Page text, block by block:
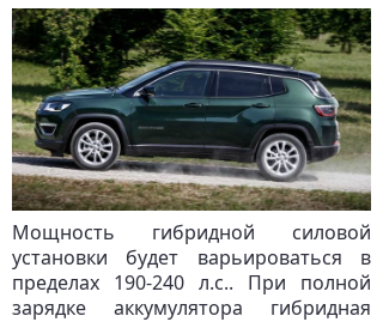
Мощность гибридной силовой
установки будет варьироваться в
пределах 190-240 л.с.. При полной
зарядке аккумулятора гибридная